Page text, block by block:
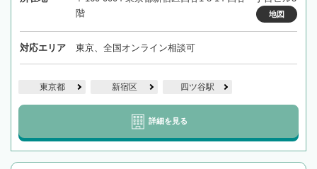
階
地図
対応エリア 東京、全国オンライン相談可
東京都 新宿区 四ツ谷駅
詳細を見る